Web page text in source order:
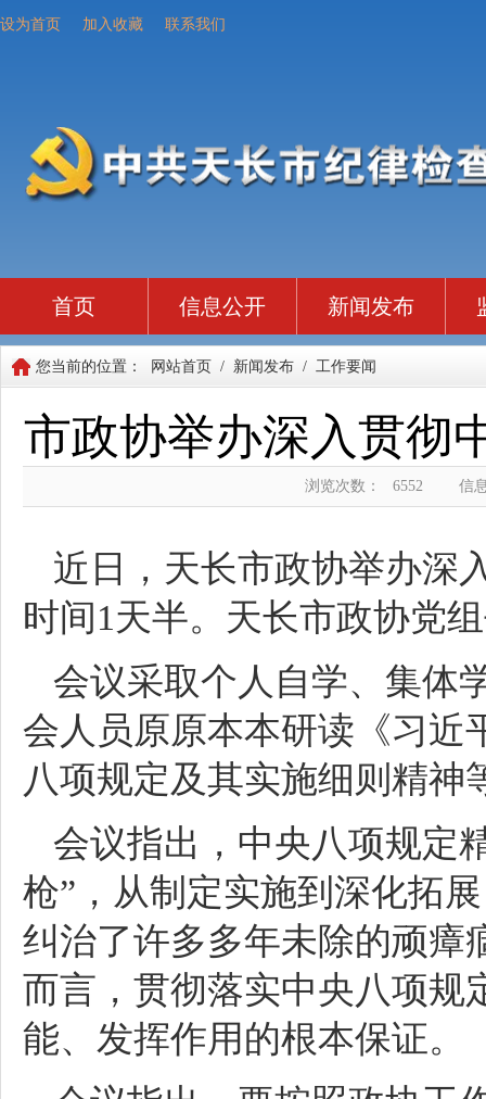
设为首页 加入收藏 联系我们
首页 信息公开 新闻发布
您当前的位置： 网站首页 / 新闻发布 / 工作要闻
市政协举办深入贯彻
浏览次数： 6552 信
近日，天长市政协举办深
时间1天半。天长市政协党
会议采取个人自学、集体
会人员原原本本研读《习近
八项规定及其实施细则精
会议指出，中央八项规定
枪”，从制定实施到深化拓
纠治了许多多年未除的顽瘴
而言，贯彻落实中央八项规
能、发挥作用的根本保证。